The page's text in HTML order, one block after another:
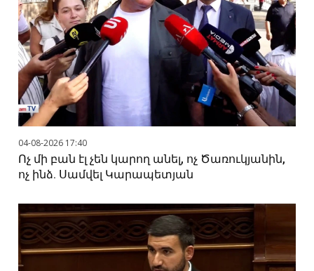
04-08-2026 17:40
Ոչ մի բան էլ չեն կարող անել, ոչ Ծառուկյանին,
ոչ ինձ. Սամվել Կարապետյան